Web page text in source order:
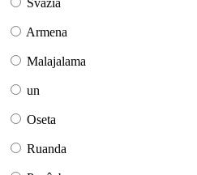
Svazia
Armena
Malajalama
un
Oseta
Ruanda